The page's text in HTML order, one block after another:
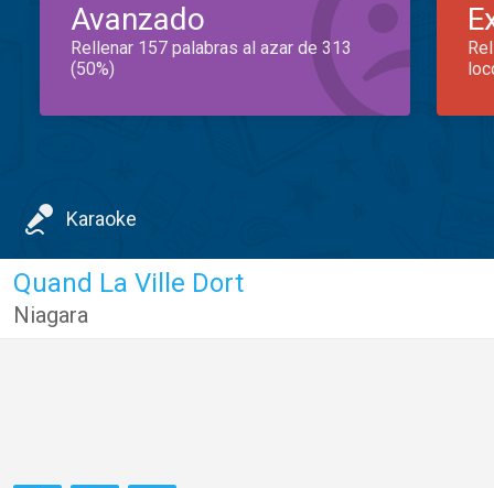
Avanzado
Rellenar 157 palabras al azar de 313
(50%)
Karaoke
Quand La Ville Dort
Niagara